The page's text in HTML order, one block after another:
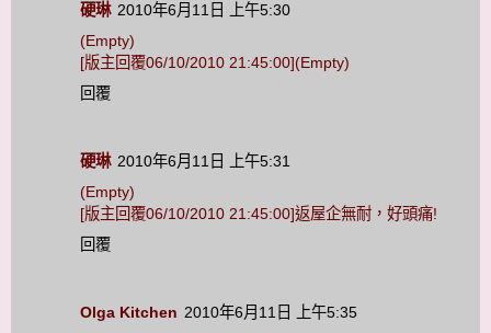
硬琳 2010年6月11日 上午5:30
(Empty)
[版主回覆06/10/2010 21:45:00](Empty)
回覆
硬琳 2010年6月11日 上午5:31
(Empty)
[版主回覆06/10/2010 21:45:00]返屋企無耐，好頭痛!
回覆
Olga Kitchen 2010年6月11日 上午5:35